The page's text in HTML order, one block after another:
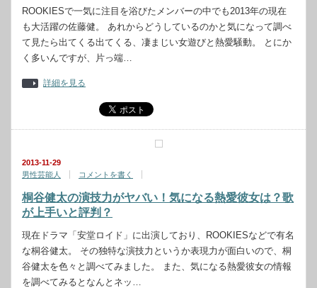
ROOKIESで一気に注目を浴びたメンバーの中でも2013年の現在
も大活躍の佐藤健。 あれからどうしているのかと気になって調べ
て見たら出てくる出てくる、凄まじい女遊びと熱愛騒動。 とにか
く多いんですが、片っ端…
詳細を見る
2013-11-29
男性芸能人
コメントを書く
桐谷健太の演技力がヤバい！気になる熱愛彼女は？歌
が上手いと評判？
現在ドラマ「安堂ロイド」に出演しており、ROOKIESなどで有名
な桐谷健太。 その独特な演技力というか表現力が面白いので、桐
谷健太を色々と調べてみました。 また、気になる熱愛彼女の情報
を調べてみるとなんとネッ…